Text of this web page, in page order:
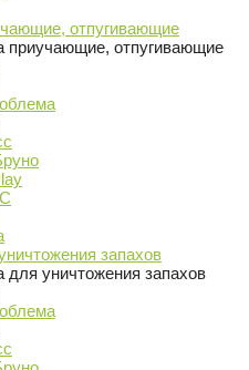
отпугивающие
приучающие, отпугивающие
запахов
для уничтожения запахов